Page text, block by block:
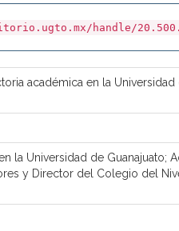
handle/
académica en la
la Universidad de Guanajuato;
y Director del Colegio del